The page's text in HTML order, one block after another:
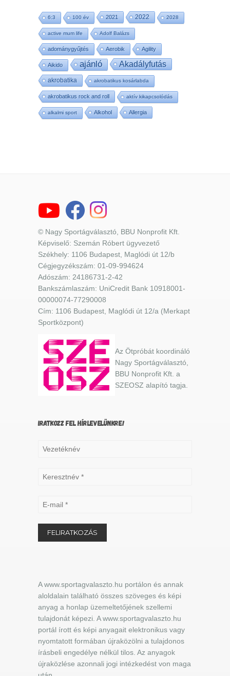
6:3 100 év 2021 2022 2028
active mum life Adolf Balázs
adománygyűjtés Aerobik Agility
Aikido ajánló Akadályfutás
akrobatika akrobatikus kosárlabda
akrobatikus rock and roll aktív kikapcsolódás
alkalmi sport Alkohol Allergia
© Nagy Sportágválasztó, BBU Nonprofit Kft.
Képviselő: Szemán Róbert ügyvezető
Székhely: 1106 Budapest, Maglódi út 12/b
Cégjegyzékszám: 01-09-994624
Adószám: 24186731-2-42
Bankszámlaszám: UniCredit Bank 10918001-
00000074-77290008
Cím: 1106 Budapest, Maglódi út 12/a (Merkapt
Sportközpont)
Az Ötpróbát koordináló
Nagy Sportágválasztó,
BBU Nonprofit Kft. a
SZEOSZ alapító tagja.
IRATKOZZ FEL HÍRLEVELÜNKRE!
A www.sportagvalaszto.hu portálon és annak
aloldalain található összes szöveges és képi
anyag a honlap üzemeltetőjének szellemi
tulajdonát képezi. A www.sportagvalaszto.hu
portál írott és képi anyagait elektronikus vagy
nyomtatott formában újraközölni a tulajdonos
írásbeli engedélye nélkül tilos. Az anyagok
újraközlése azonnali jogi intézkedést von maga